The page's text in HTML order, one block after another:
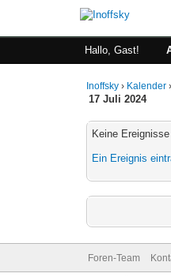
Hallo, Gast!
Inoffsky › Kalender ›
17 Juli 2024
Keine
Ein Ereignis
Foren-Team